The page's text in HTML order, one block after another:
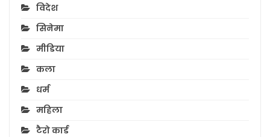
विदेश
सिनेमा
मीडिया
कला
धर्म
महिला
टैरो कार्ड